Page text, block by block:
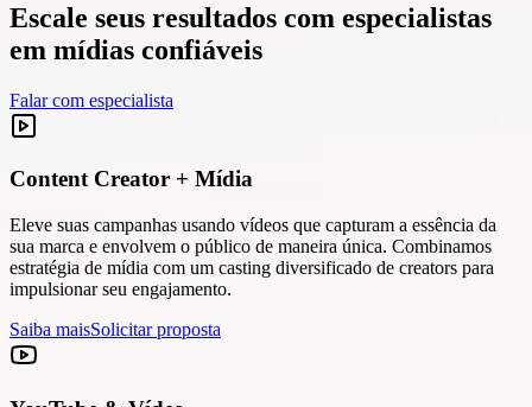
Escale seus resultados com especialistas
em mídias confiáveis
Falar com especialista
Content Creator + Mídia
Eleve suas campanhas usando vídeos que capturam a essência da
sua marca e envolvem o público de maneira única. Combinamos
estratégia de mídia com um casting diversificado de creators para
impulsionar seu engajamento.
Saiba maisSolicitar proposta